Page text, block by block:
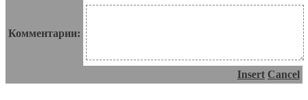
Комментарии:
Insert Cancel